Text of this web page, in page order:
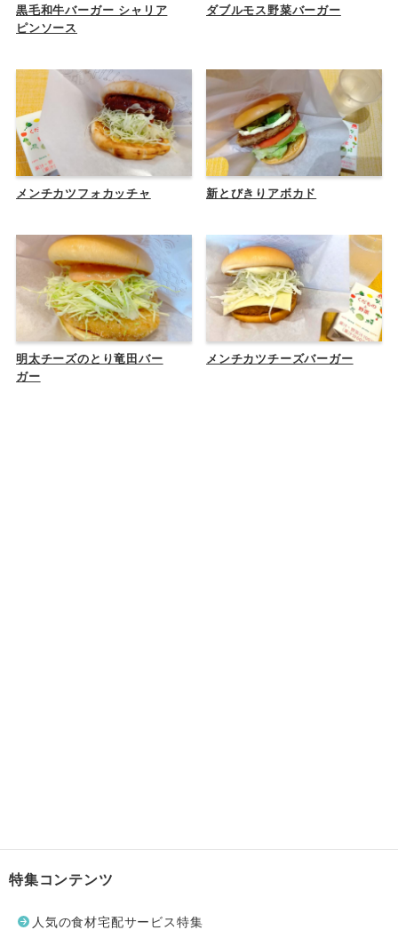
黒毛和牛バーガー シャリア
ピンソース
ダブルモス野菜バーガー
メンチカツフォカッチャ 新とびきりアボカド
明太チーズのとり竜田バー
ガー
メンチカツチーズバーガー
特集コンテンツ
人気の食材宅配サービス特集